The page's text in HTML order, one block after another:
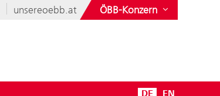
unsereoebb.at ÖBB-Konzern
DE EN